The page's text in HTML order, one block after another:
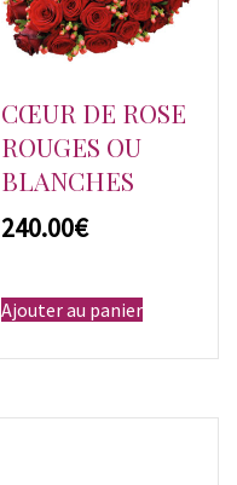
CŒUR DE ROSE
ROUGES OU
BLANCHES
€
Ajouter au panier